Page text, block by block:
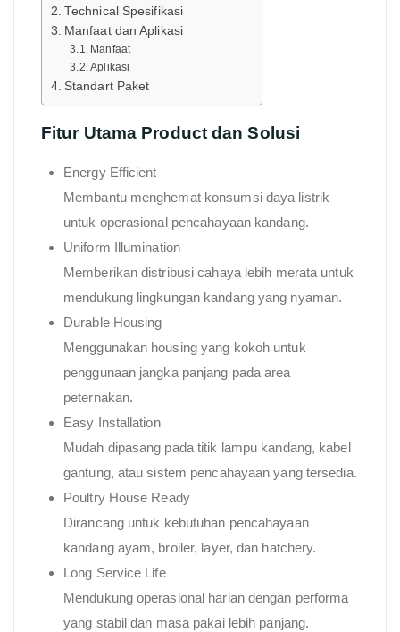
Technical Spesifikasi
Manfaat dan Aplikasi
Manfaat
Aplikasi
Standart Paket
Fitur Utama Product dan Solusi
Energy Efficient
Membantu menghemat konsumsi daya listrik
untuk operasional pencahayaan kandang.
Uniform Illumination
Memberikan distribusi cahaya lebih merata untuk
mendukung lingkungan kandang yang nyaman.
Durable Housing
Menggunakan housing yang kokoh untuk
penggunaan jangka panjang pada area
peternakan.
Easy Installation
Mudah dipasang pada titik lampu kandang, kabel
gantung, atau sistem pencahayaan yang tersedia.
Poultry House Ready
Dirancang untuk kebutuhan pencahayaan
kandang ayam, broiler, layer, dan hatchery.
Long Service Life
Mendukung operasional harian dengan performa
yang stabil dan masa pakai lebih panjang.